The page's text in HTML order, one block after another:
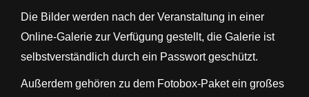
Die Bilder werden nach der Veranstaltung in einer
Online-Galerie zur Verfügung gestellt, die Galerie ist
selbstverständlich durch ein Passwort geschützt.
Außerdem gehören zu dem Fotobox-Paket ein großes